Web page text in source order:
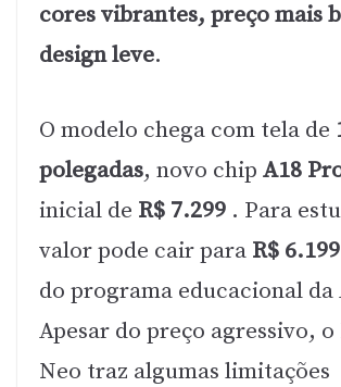
cores vibrantes, preço mais
design leve.
O modelo chega com tela de
polegadas, novo chip A18
inicial de R$ 7.299 . Para
valor pode cair para R$ 6.199
do programa educacional da
Apesar do preço agressivo,
Neo traz algumas limitações